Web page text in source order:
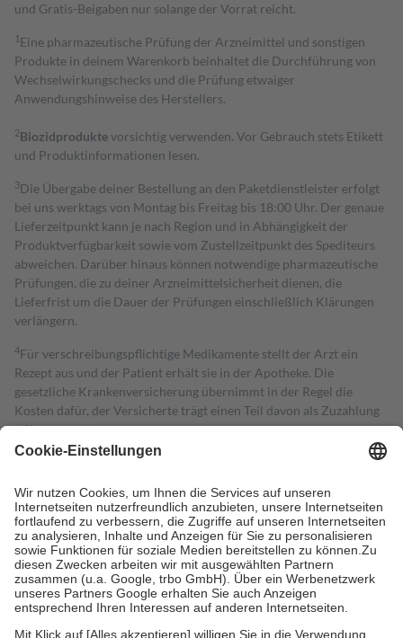
und Gratis-Beigaben nur solange der Vorrat reicht.
1 Eine pharmazeutische Prüfung der Arzneimittel und sonstigen
Produkte in deinem Warenkorb beinhaltet die Durchführung von
Wechselwirkungschecks und die Prüfung etwaiger
Anwendungshinweise des Herstellers.
2Biozidproduktevorsichtig verwenden. Vor Gebrauch stets Etikett
und Produktinformationen lesen.
3Die Übergabe deiner Bestellung an den Paketdienstleister erfolgt
bei uns werktags von Montag bis Freitag bis 18:00 Uhr. Der genaue
Lieferzeitpunkt kann je nach Region und in Abhängigkeit der
Produktverfügbarkeit sowie vom Zustellzeitpunkt des Spediteurs
abweichen. Darüber hinaus können notwendige pharmazeutische
Prüfungen, die zu deiner Arzneimittelsicherheit dienen, die
Lieferfrist um die Dauer der Prüfungen einschließlich Klärungen
verlängern.
4Für verschreibungspflichtige Medikamente stellt der Arzt ein
Rezept aus und der Patient erhält sie in der Apotheke. Die
gesetzliche Krankenversicherung übernimmt in der Regel die
Kosten dafür, der Versicherte trägt einen Teil davon als Zuzahlung
mit.
Grundsätzlich leisten Mitglieder Zuzahlungen in Höhe von zehn
höchstens zehn Euro.
Es sind jedoch nie mehr als die tatsächlichen
Kosten der Leistung zu entrichten.
Diese Regeln gelten grundsätzlich auch für Online-Apotheken.
Bei Heilmitteln und häuslicher Krankenpflege beträgt die
Zuzahlung zehn Prozent der Kosten sowie zehn Euro je
Verordnung.
Um das Engagement der Versicherten für ihre eigene Gesundheit zu
stärken und die besondere Stellung der Familie zu unterstützen,